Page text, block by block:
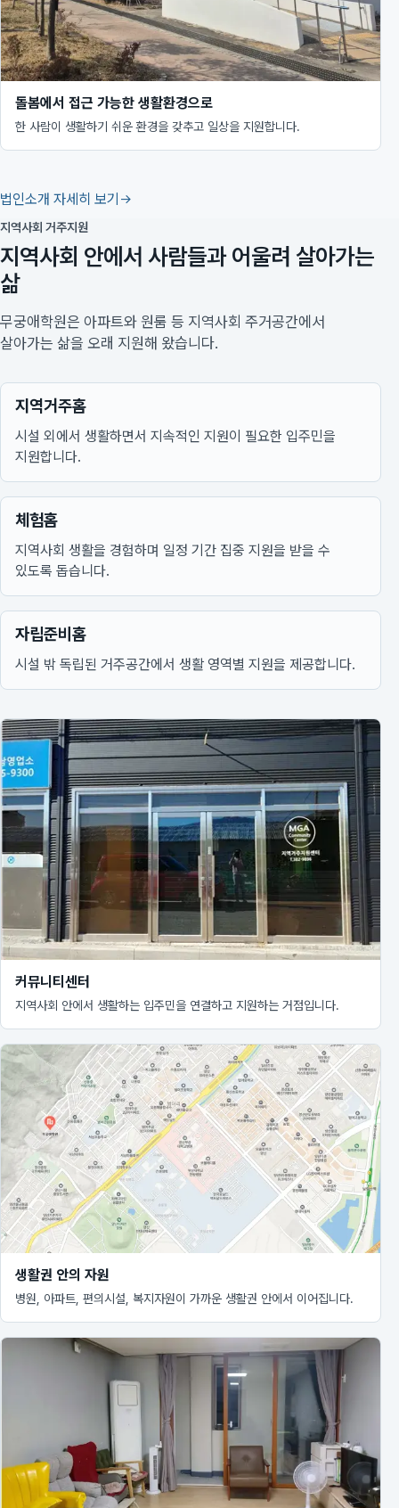
돌봄에서 접근 가능한 생활환경으로
한 사람이 생활하기 쉬운 환경을 갖추고 일상을 지원합니다.
법인소개 자세히 보기
지역사회 거주지원
지역사회 안에서 사람들과 어울려 살아가는
삶
무궁애학원은 아파트와 원룸 등 지역사회 주거공간에서
살아가는 삶을 오래 지원해 왔습니다.
지역거주홈
시설 외에서 생활하면서 지속적인 지원이 필요한 입주민을
지원합니다.
체험홈
지역사회 생활을 경험하며 일정 기간 집중 지원을 받을 수
있도록 돕습니다.
자립준비홈
시설 밖 독립된 거주공간에서 생활 영역별 지원을 제공합니다.
커뮤니티센터
지역사회 안에서 생활하는 입주민을 연결하고 지원하는 거점입니다.
생활권 안의 자원
병원, 아파트, 편의시설, 복지자원이 가까운 생활권 안에서 이어집니다.